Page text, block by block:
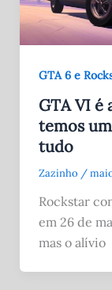
GTA 6 e
GTA VI é
temos
tudo
Zazinho /
Rockstar
em 26 de
mas o alívio